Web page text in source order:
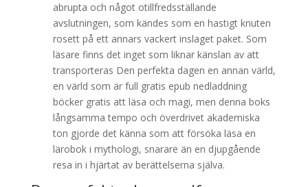
abrupta och något otillfredsställande
avslutningen, som kändes som en hastigt knuten
rosett på ett annars vackert inslaget paket. Som
läsare finns det inget som liknar känslan av att
transporteras Den perfekta dagen en annan värld,
en värld som är full gratis epub nedladdning
böcker gratis att läsa och magi, men denna boks
långsamma tempo och överdrivet akademiska
ton gjorde det känna som att försöka läsa en
lärobok i mythologi, snarare än en djupgående
resa in i hjärtat av berättelserna själva.